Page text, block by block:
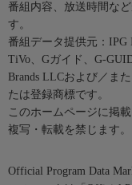
番組内容、放送時間な
す。
番組データ提供元：IPG
TiVo、Gガイド、G-
Brands LLCおよび／ま
たは登録商標です。
このホームページに掲
複写・転載を禁じます。
Official Program Data